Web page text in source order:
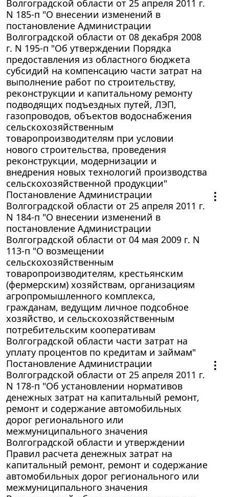
Волгоградской области от 25 апреля 2011 г.
N 185-п "О внесении изменений в
постановление Администрации
Волгоградской области от 08 декабря 2008
г. N 195-п "Об утверждении Порядка
предоставления из областного бюджета
субсидий на компенсацию части затрат на
выполнение работ по строительству,
реконструкции и капитальному ремонту
подводящих подъездных путей, ЛЭП,
газопроводов, объектов водоснабжения
сельскохозяйственным
товаропроизводителям при условии
нового строительства, проведения
реконструкции, модернизации и
внедрения новых технологий производства
сельскохозяйственной продукции"
Постановление Администрации
Волгоградской области от 25 апреля 2011 г.
N 184-п "О внесении изменений в
постановление Администрации
Волгоградской области от 04 мая 2009 г. N
113-п "О возмещении
сельскохозяйственным
товаропроизводителям, крестьянским
(фермерским) хозяйствам, организациям
агропромышленного комплекса,
гражданам, ведущим личное подсобное
хозяйство, и сельскохозяйственным
потребительским кооперативам
Волгоградской области части затрат на
уплату процентов по кредитам и займам"
Постановление Администрации
Волгоградской области от 25 апреля 2011 г.
N 178-п "Об установлении нормативов
денежных затрат на капитальный ремонт,
ремонт и содержание автомобильных
дорог регионального или
межмуниципального значения
Волгоградской области и утверждении
Правил расчета денежных затрат на
капитальный ремонт, ремонт и содержание
автомобильных дорог регионального или
межмуниципального значения